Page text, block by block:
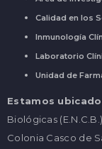
Calidad en los
Inmunología
Laboratorio
Unidad de
Estamos
Biológicas
Colonia Casco de